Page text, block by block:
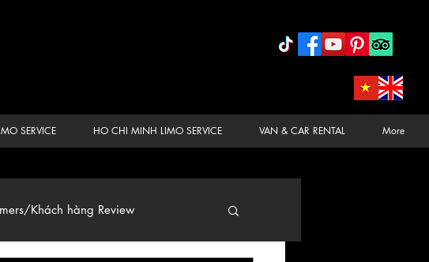
SERVICE HO CHI MINH LIMO SERVICE VAN & CAR RENTAL More
Khách hàng Review